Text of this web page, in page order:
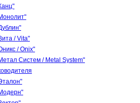
/ Vita"
/ Onix"
Систем / Metal System"